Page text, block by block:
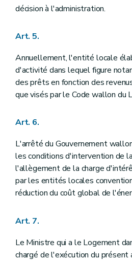
décision à l'administration.
Art. 5.
Annuellement, l'entité locale
d'activité dans lequel figure
des prêts en fonction des
que visés par le Code wallon du
Art. 6.
L'arrêté du Gouvernement
les conditions d'intervention de
l'allègement de la charge
par les entités locales
réduction du coût global de
Art. 7.
Le Ministre qui a le Logement
chargé de l'exécution du présent